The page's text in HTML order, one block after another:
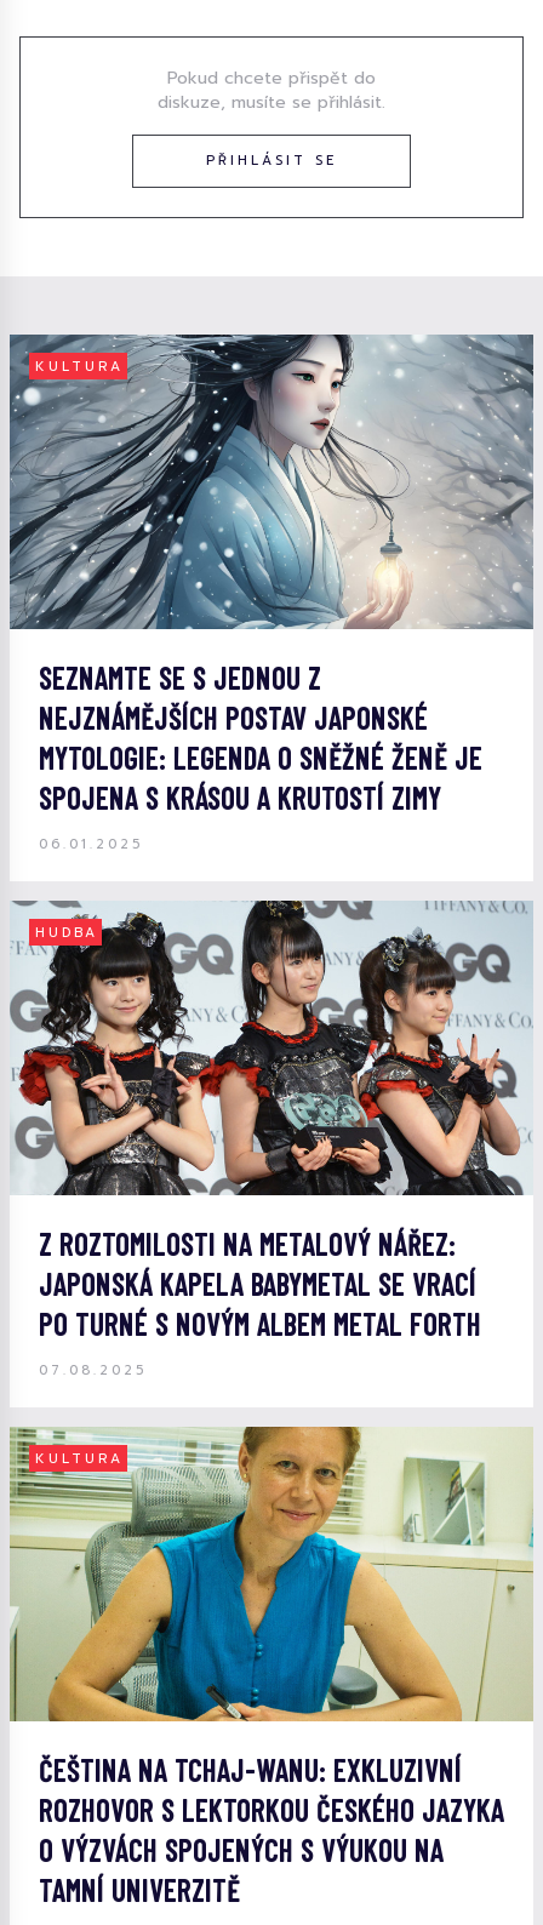
Pokud chcete přispět do
diskuze, musíte se přihlásit.
PŘIHLÁSIT SE
KULTURA
SEZNAMTE SE S JEDNOU Z
NEJZNÁMĚJŠÍCH POSTAV JAPONSKÉ
MYTOLOGIE: LEGENDA O SNĚŽNÉ ŽENĚ JE
SPOJENA S KRÁSOU A KRUTOSTÍ ZIMY
06.01.2025
HUDBA
Z ROZTOMILOSTI NA METALOVÝ NÁŘEZ:
JAPONSKÁ KAPELA BABYMETAL SE VRACÍ
PO TURNÉ S NOVÝM ALBEM METAL FORTH
07.08.2025
KULTURA
ČEŠTINA NA TCHAJ-WANU: EXKLUZIVNÍ
ROZHOVOR S LEKTORKOU ČESKÉHO JAZYKA
O VÝZVÁCH SPOJENÝCH S VÝUKOU NA
TAMNÍ UNIVERZITĚ